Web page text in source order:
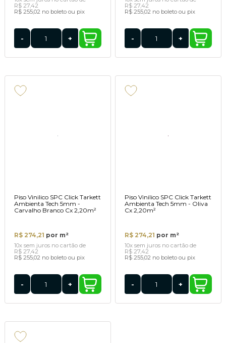
R$ 27,42
R$ 255,02 no boleto ou pix
- +
R$ 27,42
R$ 255,02 no boleto ou pix
- +
Piso Vinilico SPC Click Tarkett
Ambienta Tech 5mm -
Carvalho Branco Cx 2,20m²
R$ 274,21 por m²
10x sem juros no cartãode
R$ 27,42
R$ 255,02 no boleto ou pix
- +
Piso Vinilico SPC Click Tarkett
Ambienta Tech 5mm - Oliva
Cx 2,20m²
R$ 274,21 por m²
10x sem juros no cartão de
R$ 27,42
R$ 255,02 no boleto ou pix
- +